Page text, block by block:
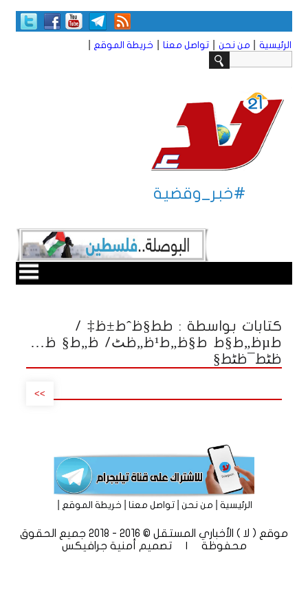
الرئيسية من نحن تواصل معنا خريطة الموقع
#خبر_وقضية
كتابات بواسطة : ط­ط§ظˆط±ظ‡ /
طµظ„ط§ط­ ط§ظ„ط¹ظ„ظٹ/ ظ„ط§ ظ…
ظٹط¯ظٹط§
>>
الرئيسية|من نحن|تواصل معنا|خريطة الموقع
موقع ( لا ) الأخباري المستقل © 2016 - 2018 جميع الحقوق
محفوظة | تصميم
أمنية جرافيكس